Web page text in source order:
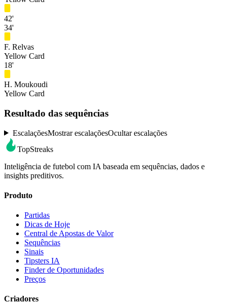
42'
34'
F. Relvas
Yellow Card
18'
H. Moukoudi
Yellow Card
Resultado das sequências
EscalaçõesMostrar escalaçõesOcultar escalações
TopStreaks
Inteligência de futebol com IA baseada em sequências, dados e
insights preditivos.
Produto
Partidas
Dicas de Hoje
Central de Apostas de Valor
Sequências
Sinais
Tipsters IA
Finder de Oportunidades
Preços
Criadores